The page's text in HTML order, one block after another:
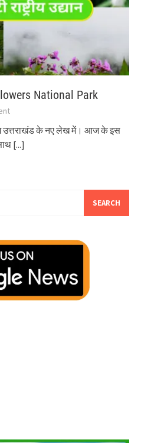
National Park
उत्तराखंड के नए लेख में। आज के इस
[...]